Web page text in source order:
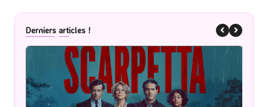
Derniers articles !